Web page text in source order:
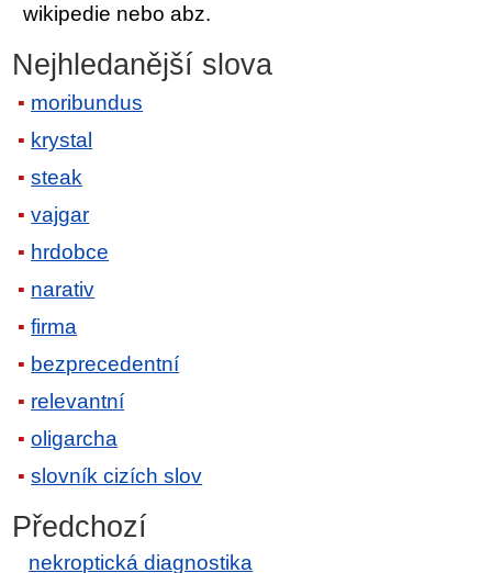
wikipedie nebo abz.
Nejhledanější slova
moribundus
krystal
steak
vajgar
hrdobce
narativ
firma
bezprecedentní
relevantní
oligarcha
slovník cizích slov
Předchozí
nekroptická diagnostika